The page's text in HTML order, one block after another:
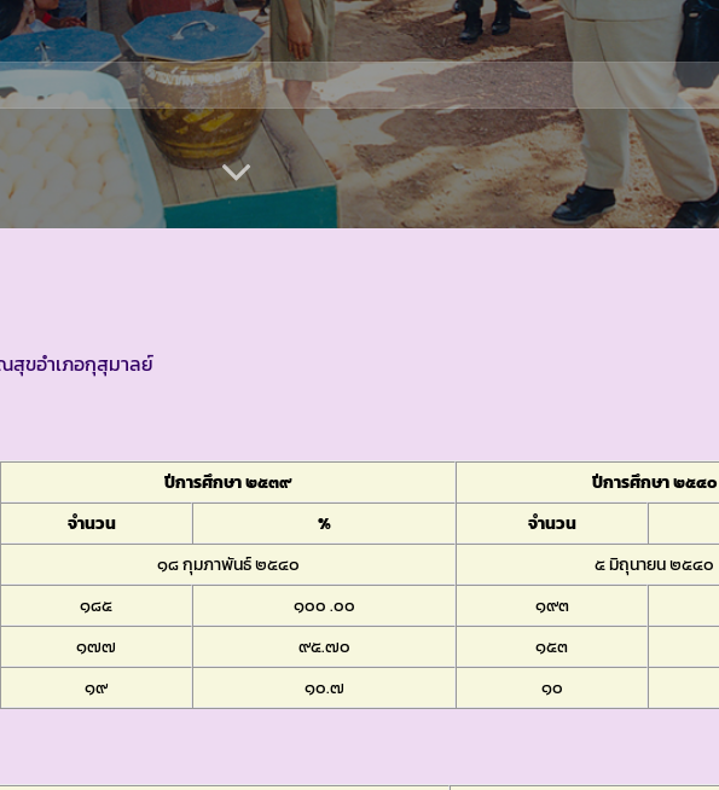
สุขอำเภอกุสุมาลย์
ปีการศึกษา ๒๕๓๙
ปีการศึกษา ๒๕๔๐
จำนวน
% จำนวน
๑๘ กุมภาพันธ์ ๒๕๔๐
๕ มิถุนายน ๒๕๔๐
๑๘๕ ๑๐๐ .๐๐ ๑๙๓
๑๗๗ ๙๕.๗๐ ๑๕๓
๑๙ ๑๐.๗ ๑๐